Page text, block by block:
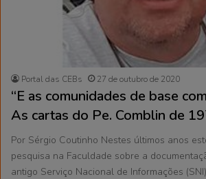
Portal das CEBs 27 de outubro de 2020
“E as comunidades de base
As cartas do Pe. Comblin de
Por Sérgio Coutinho Nestes últimos anos
pesquisa na Faculdade sobre a
antigo Serviço Nacional de Informações